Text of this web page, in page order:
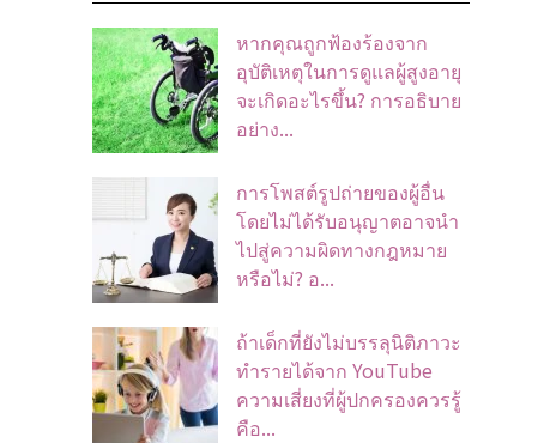
หากคุณถูกฟ้องร้องจาก
อุบัติเหตุในการดูแลผู้สูงอายุ
จะเกิดอะไรขึ้น? การอธิบาย
อย่าง...
การโพสต์รูปถ่ายของผู้อื่น
โดยไม่ได้รับอนุญาตอาจนํา
ไปสู่ความผิดทางกฎหมาย
หรือไม่? อ...
ถ้าเด็กที่ยังไม่บรรลุนิติภาวะ
ทำรายได้จาก YouTube
ความเสี่ยงที่ผู้ปกครองควรรู้
คือ...